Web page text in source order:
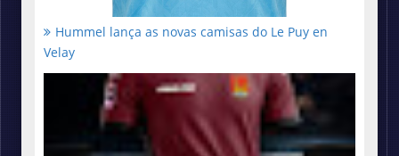
Hummel lança as novas camisas do Le Puy en
Velay